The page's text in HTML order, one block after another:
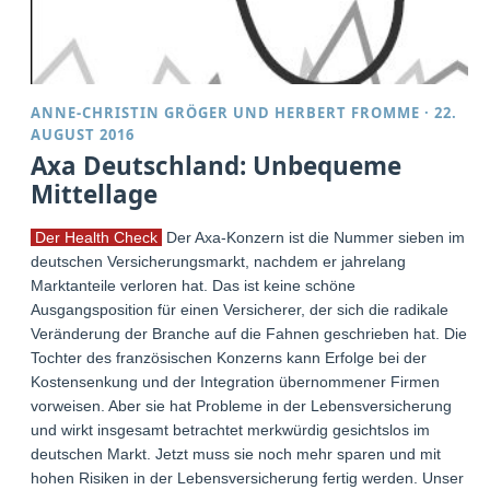
ANNE-CHRISTIN GRÖGER UND HERBERT FROMME ·22.
AUGUST 2016
Axa Deutschland: Unbequeme
Mittellage
Der Health Check Der Axa-Konzern ist die Nummer sieben im
deutschen Versicherungsmarkt, nachdem er jahrelang
Marktanteile verloren hat. Das ist keine schöne
Ausgangsposition für einen Versicherer, der sich die radikale
Veränderung der Branche auf die Fahnen geschrieben hat. Die
Tochter des französischen Konzerns kann Erfolge bei der
Kostensenkung und der Integration übernommener Firmen
vorweisen. Aber sie hat Probleme in der Lebensversicherung
und wirkt insgesamt betrachtet merkwürdig gesichtslos im
deutschen Markt. Jetzt muss sie noch mehr sparen und mit
hohen Risiken in der Lebensversicherung fertig werden. Unser